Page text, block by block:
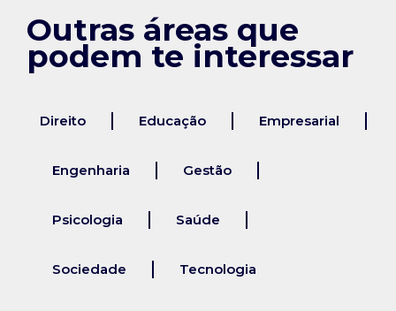
Outras áreas que
podem te interessar
Direito Educação Empresarial
Engenharia Gestão
Psicologia Saúde
Sociedade Tecnologia